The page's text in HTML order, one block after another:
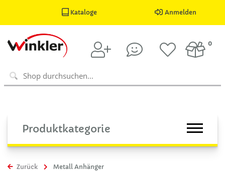
Kataloge Anmelden
0
Produktkategorie
Zurück Metall Anhänger